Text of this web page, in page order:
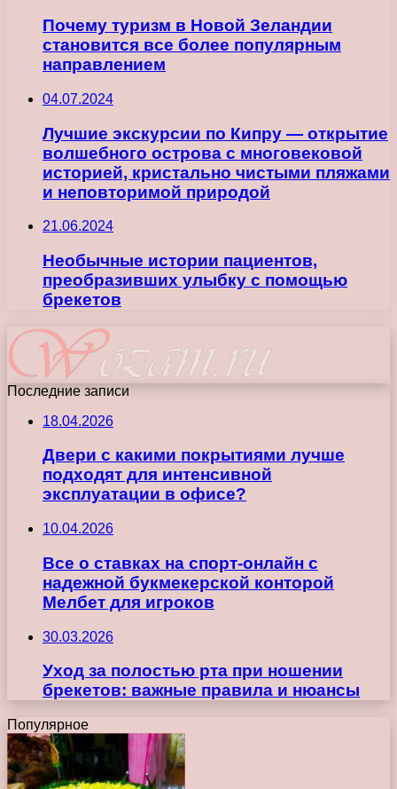
Почему туризм в Новой Зеландии
становится все более популярным
направлением
04.07.2024
Лучшие экскурсии по Кипру — открытие
волшебного острова с многовековой
историей, кристально чистыми пляжами
и неповторимой природой
21.06.2024
Необычные истории пациентов,
преобразивших улыбку с помощью
брекетов
Последние записи
18.04.2026
Двери с какими покрытиями лучше
подходят для интенсивной
эксплуатации в офисе?
10.04.2026
Все о ставках на спорт-онлайн с
надежной букмекерской конторой
Мелбет для игроков
30.03.2026
Уход за полостью рта при ношении
брекетов: важные правила и нюансы
Популярное